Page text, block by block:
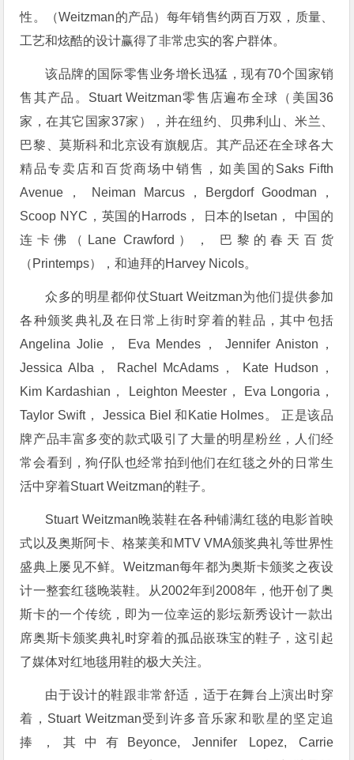
性。（Weitzman的产品）每年销售约两百万双，质量、
工艺和炫酷的设计赢得了非常忠实的客户群体。
该品牌的国际零售业务增长迅猛，现有70个国家销
售其产品。Stuart Weitzman零售店遍布全球（美国36
家，在其它国家37家），并在纽约、贝弗利山、米兰、
巴黎、莫斯科和北京设有旗舰店。其产品还在全球各大
精品专卖店和百货商场中销售，如美国的Saks Fifth
Avenue， Neiman Marcus，Bergdorf Goodman，
Scoop NYC，英国的Harrods， 日本的Isetan， 中国的
连卡佛（Lane Crawford）， 巴黎的春天百货
（Printemps），和迪拜的Harvey Nicols。
众多的明星都仰仗Stuart Weitzman为他们提供参加
各种颁奖典礼及在日常上街时穿着的鞋品，其中包括
Angelina Jolie， Eva Mendes， Jennifer Aniston，
Jessica Alba， Rachel McAdams， Kate Hudson，
Kim Kardashian， Leighton Meester， Eva Longoria，
Taylor Swift， Jessica Biel 和Katie Holmes。 正是该品
牌产品丰富多变的款式吸引了大量的明星粉丝，人们经
常会看到，狗仔队也经常拍到他们在红毯之外的日常生
活中穿着Stuart Weitzman的鞋子。
Stuart Weitzman晚装鞋在各种铺满红毯的电影首映
式以及奥斯阿卡、格莱美和MTV VMA颁奖典礼等世界性
盛典上屡见不鲜。Weitzman每年都为奥斯卡颁奖之夜设
计一整套红毯晚装鞋。从2002年到2008年，他开创了奥
斯卡的一个传统，即为一位幸运的影坛新秀设计一款出
席奥斯卡颁奖典礼时穿着的孤品嵌珠宝的鞋子，这引起
了媒体对红地毯用鞋的极大关注。
由于设计的鞋跟非常舒适，适于在舞台上演出时穿
着，Stuart Weitzman受到许多音乐家和歌星的坚定追
捧，其中有Beyonce, Jennifer Lopez, Carrie